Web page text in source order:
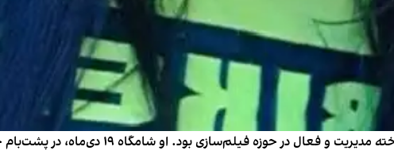
نوشین (طاهره) عرب‌نژاد، متولد ۲۱ دی ۱۳۶۶،